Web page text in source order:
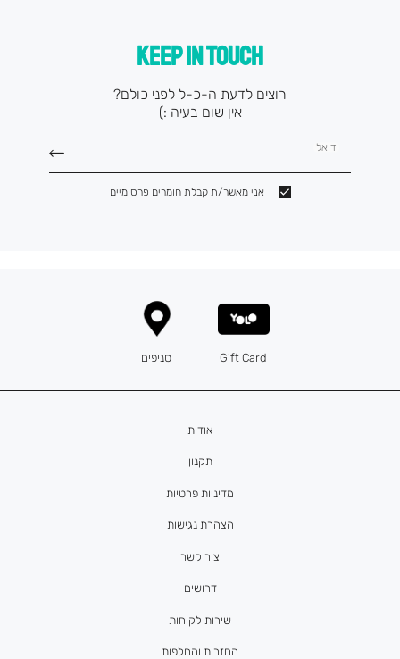
KEEP IN TOUCH
רוצים לדעת ה-כ-ל לפני כולם?
אין שום בעיה :)
דואל
אני מאשר/ת קבלת חומרים פרסומיים
אודות
תקנון
מדיניות פרטיות
הצהרת נגישות
צור קשר
דרושים
Gift Card סניפים
שירות לקוחות
החזרות והחלפות